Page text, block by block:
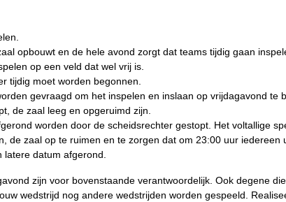
opbouwt en de hele avond zorgt dat teams tijdig gaan
op een veld dat wel vrij is.
tijdig moet worden begonnen.
gevraagd om het inspelen en inslaan op vrijdagavond te
de zaal leeg en opgeruimd zijn.
worden door de scheidsrechter gestopt. Het voltallige
de zaal op te ruimen en te zorgen dat om 23:00 uur
datum afgerond.
zijn voor bovenstaande verantwoordelijk. Ook degene
wedstrijd nog andere wedstrijden worden gespeeld.